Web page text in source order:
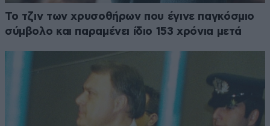
Το τζιν των χρυσοθήρων που έγινε παγκόσμιο
σύμβολο και παραμένει ίδιο 153 χρόνια μετά